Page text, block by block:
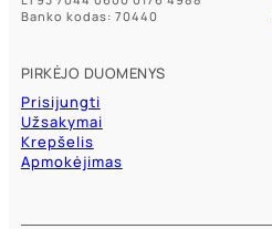
Banko kodas: 70440
PIRKĖJO DUOMENYS
Prisijungti
Užsakymai
Krepšelis
Apmokėjimas